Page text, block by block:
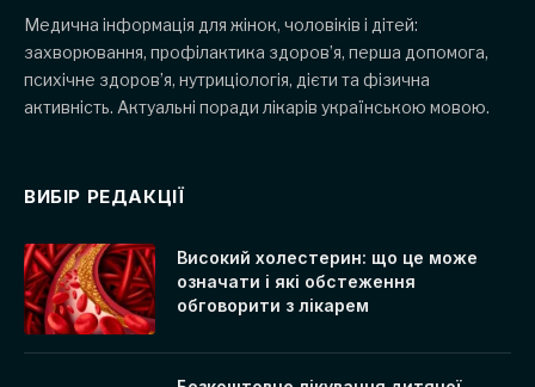
Медична інформація для жінок, чоловіків і дітей:
захворювання, профілактика здоров’я, перша допомога,
психічне здоров’я, нутриціологія, дієти та фізична
активність. Актуальні поради лікарів українською мовою.
ВИБІР РЕДАКЦІЇ
Високий холестерин: що це може
означати і які обстеження
обговорити з лікарем